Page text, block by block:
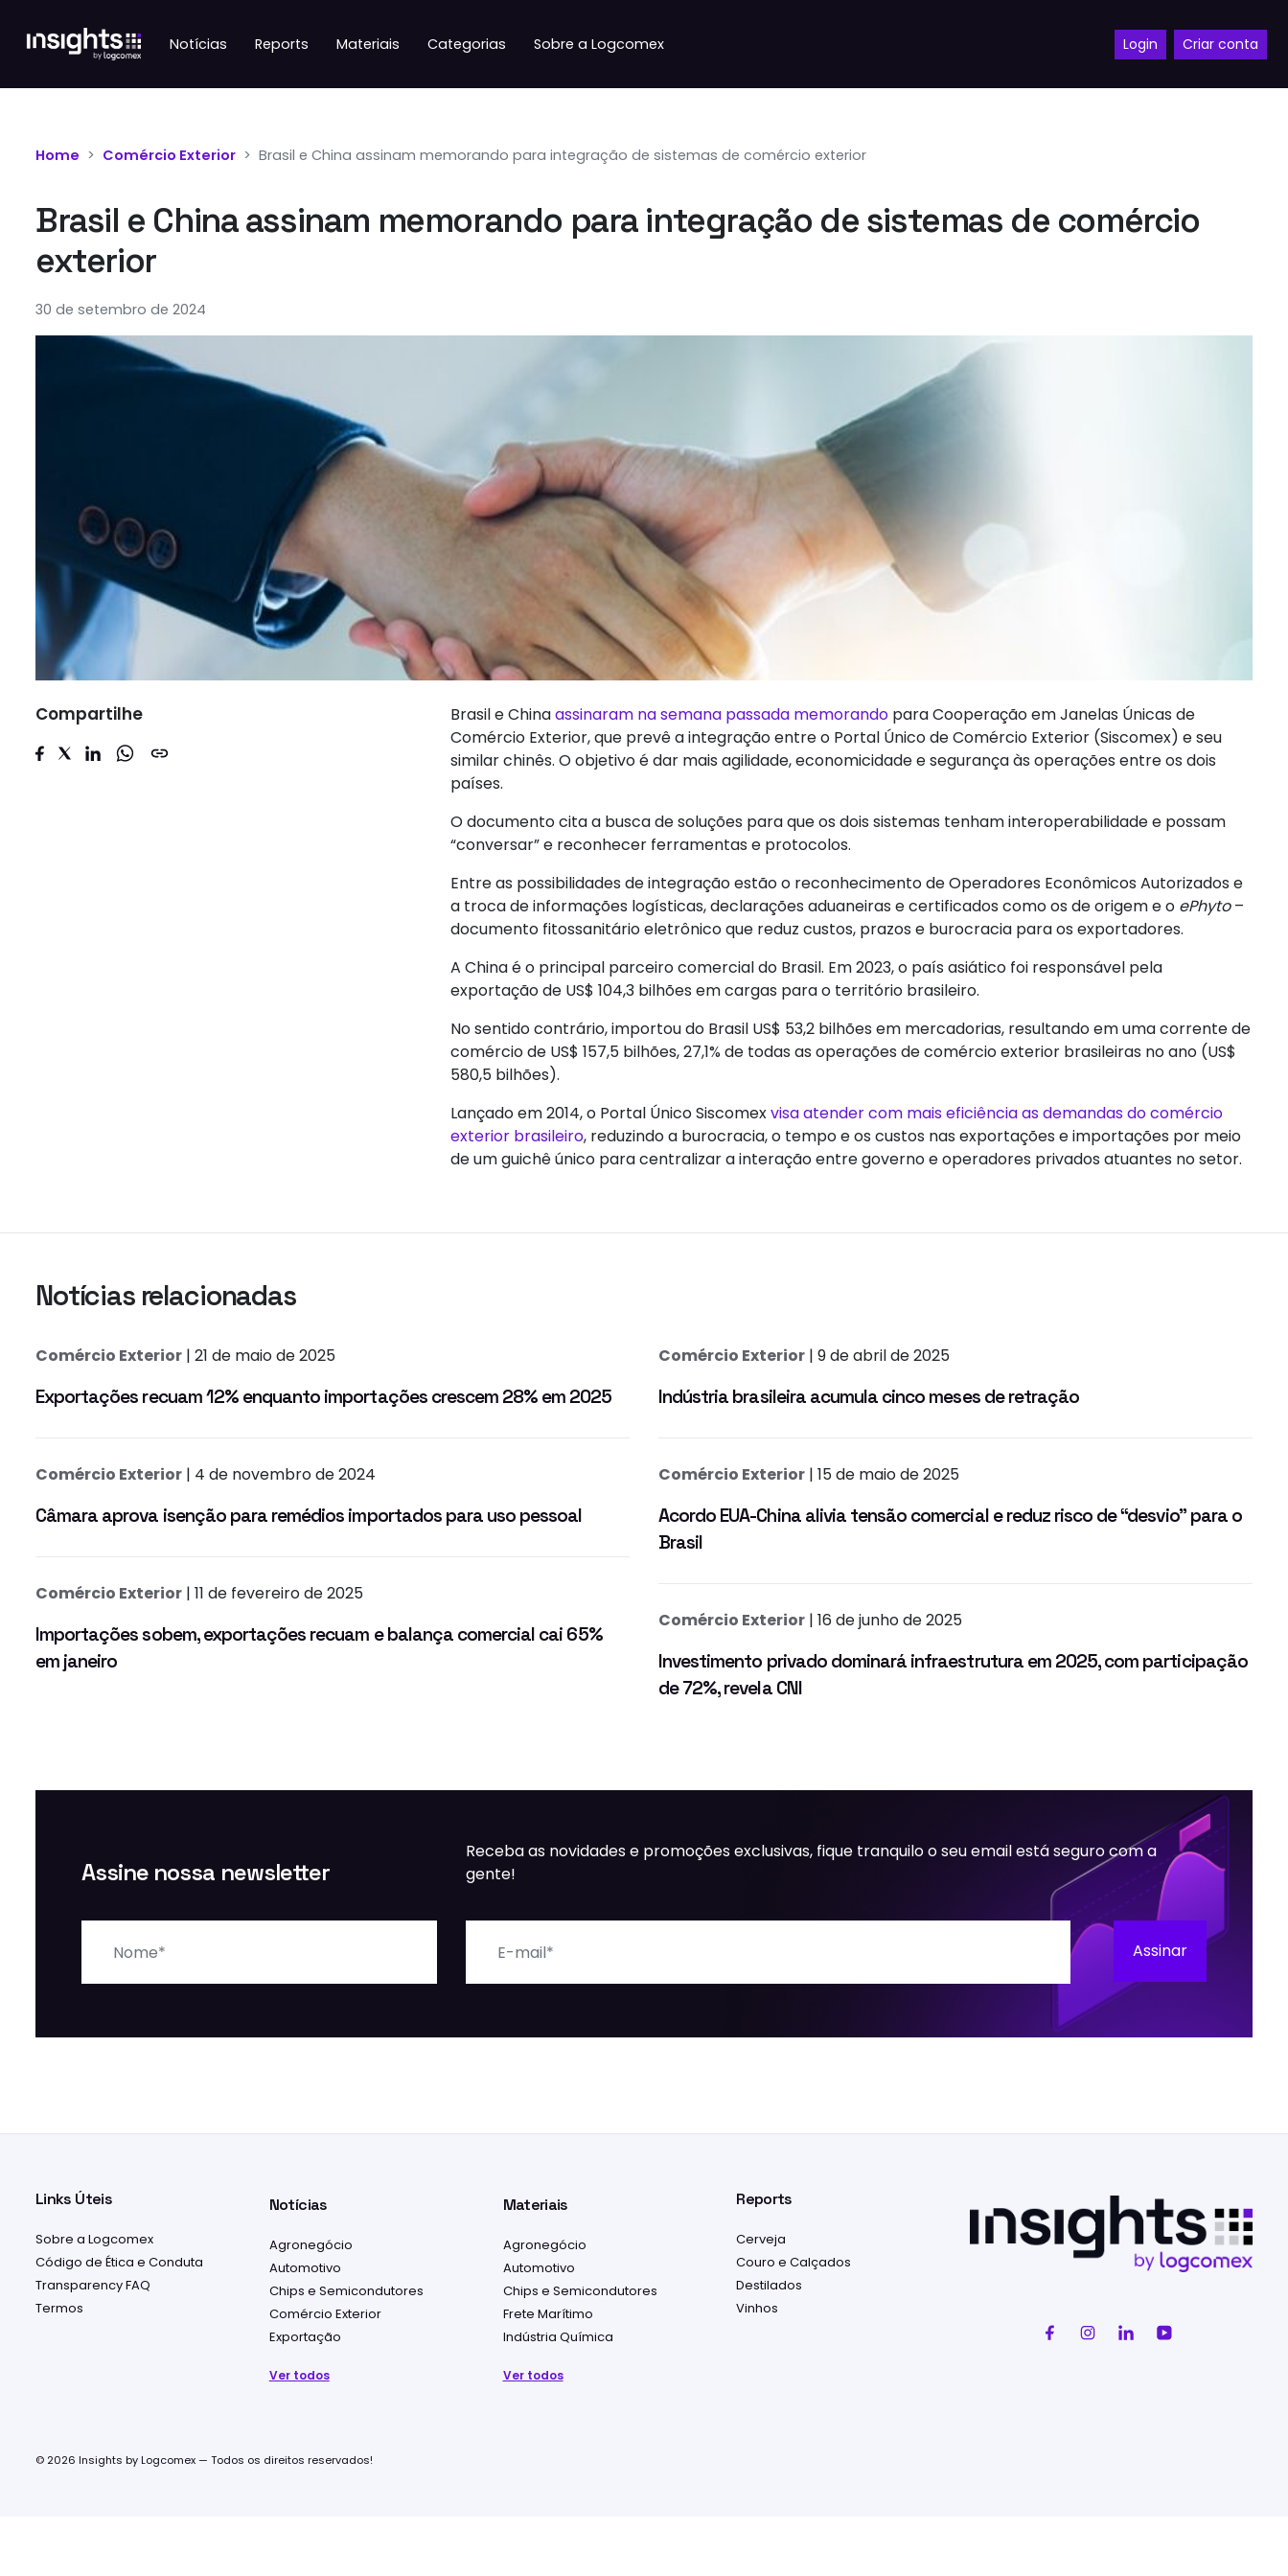
Notícias Reports Materiais Categorias Sobre a Logcomex Login Criar conta
Home Comércio Exterior Brasil e China assinam memorando para integração de sistemas de comércio exterior
Brasil e China assinam memorando para integração de sistemas de comércio
exterior
30 de setembro de 2024
Compartilhe Brasil e Chinaassinaram na semana passada memorando para Cooperação em Janelas Únicas de
Comércio Exterior, que prevê a integração entre o Portal Único de Comércio Exterior (Siscomex) e seu
similar chinês. O objetivo é dar mais agilidade, economicidade e segurança às operações entre os dois
países.
O documento cita a busca de soluções para que os dois sistemas tenham interoperabilidade e possam
“conversar” e reconhecer ferramentas e protocolos.
Entre as possibilidades de integração estão o reconhecimento de Operadores Econômicos Autorizados e
a troca de informações logísticas, declarações aduaneiras e certificados como os de origem e o ePhyto–
documento fitossanitário eletrônico que reduz custos, prazos e burocracia para os exportadores.
A China é o principal parceiro comercial do Brasil. Em 2023, o país asiático foi responsável pela
exportação de US$ 104,3 bilhões em cargas para o território brasileiro.
No sentido contrário, importou do Brasil US$ 53,2 bilhões em mercadorias, resultando em uma corrente de
comércio de US$ 157,5 bilhões, 27,1% de todas as operações de comércio exterior brasileiras no ano (US$
580,5 bilhões).
Lançado em 2014, o Portal Único Siscomexvisa atender com mais eficiência as demandas do comércio
exterior brasileiro, reduzindo a burocracia, o tempo e os custos nas exportações e importações por meio
de um guichê único para centralizar a interação entre governo e operadores privados atuantes no setor.
Notícias relacionadas
Comércio Exterior | 21 de maio de 2025
Exportações recuam 12% enquanto importações crescem 28% em 2025
Comércio Exterior | 4 de novembro de 2024
Câmara aprova isenção para remédios importados para uso pessoal
Comércio Exterior | 11 de fevereiro de 2025
Importações sobem, exportações recuam e balança comercial cai 65%
em janeiro
Comércio Exterior | 9 de abril de 2025
Indústria brasileira acumula cinco meses de retração
Comércio Exterior | 15 de maio de 2025
Acordo EUA-China alivia tensão comercial e reduz risco de “desvio” para o
Brasil
Comércio Exterior | 16 de junho de 2025
Investimento privado dominará infraestrutura em 2025, com participação
de 72%, revela CNI
Assine nossa newsletter
Receba as novidades e promoções exclusivas, fique tranquilo o seu email está seguro com a
gente!
Assinar
Links Úteis
Sobre a Logcomex
Código de Ética e Conduta
Transparency FAQ
Termos
Notícias
Agronegócio
Automotivo
Chips e Semicondutores
Comércio Exterior
Exportação
Ver todos
Materiais
Agronegócio
Automotivo
Chips e Semicondutores
Frete Marítimo
Indústria Química
Ver todos
Reports
Cerveja
Couro e Calçados
Destilados
Vinhos
© 2026 Insights by Logcomex — Todos os direitos reservados!